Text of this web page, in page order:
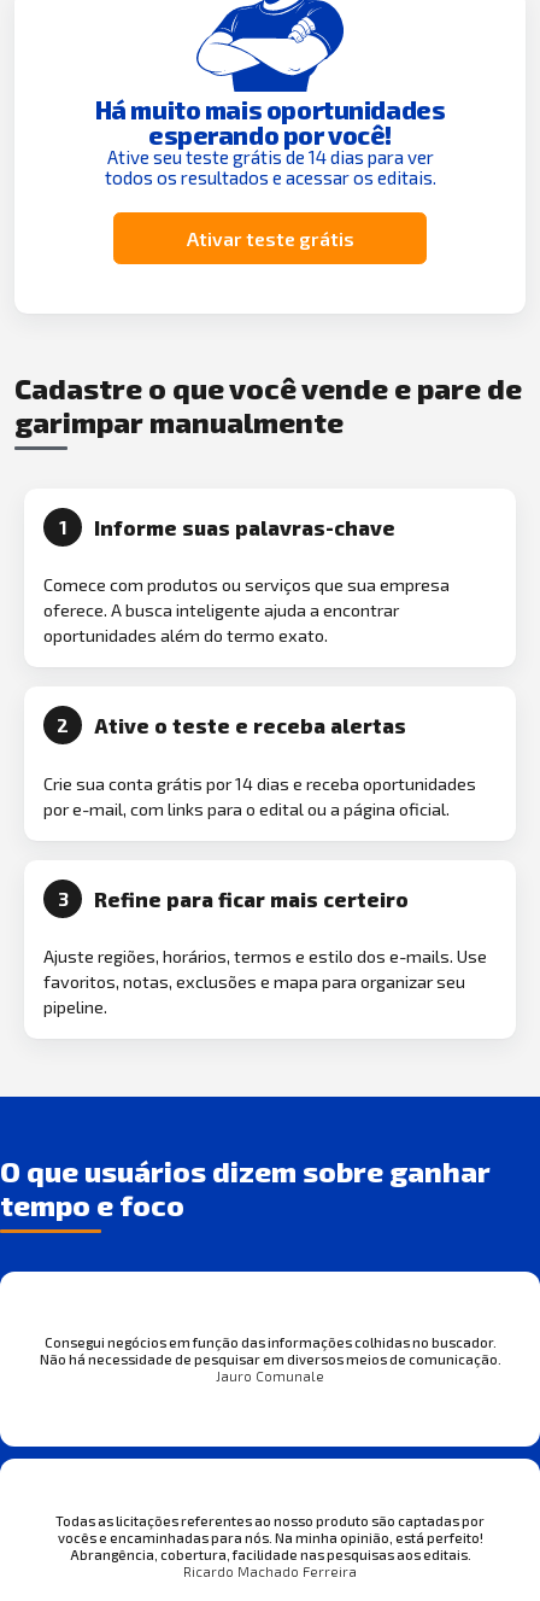
Há muito mais oportunidades
esperando por você!
Ative seu teste grátis de 14 dias para ver
todos os resultados e acessar os editais.
Ativar teste grátis
Cadastre o que você vende e pare de
garimpar manualmente
1 Informe suas palavras-chave
Comece com produtos ou serviços que sua empresa
oferece. A busca inteligente ajuda a encontrar
oportunidades além do termo exato.
2 Ative o teste e receba alertas
Crie sua conta grátis por 14 dias e receba oportunidades
por e-mail, com links para o edital ou a página oficial.
3 Refine para ficar mais certeiro
Ajuste regiões, horários, termos e estilo dos e-mails. Use
favoritos, notas, exclusões e mapa para organizar seu
pipeline.
O que usuários dizem sobre ganhar
tempo e foco
Consegui negócios em função das informações colhidas no buscador.
Não há necessidade de pesquisar em diversos meios de comunicação.
Jauro Comunale
Todas as licitações referentes ao nosso produto são captadas por
vocês e encaminhadas para nós. Na minha opinião, está perfeito!
Abrangência, cobertura, facilidade nas pesquisas aos editais.
Ricardo Machado Ferreira